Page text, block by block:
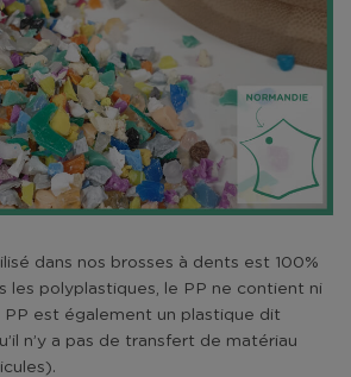
dans nos brosses à dents est 100%
les polyplastiques, le PP ne contient ni
PP est également un plastique dit
n’y a pas de transfert de matériau